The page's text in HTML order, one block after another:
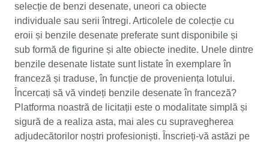
selecție de benzi desenate, uneori ca obiecte
individuale sau serii întregi. Articolele de colecție cu
eroii și benzile desenate preferate sunt disponibile și
sub formă de figurine și alte obiecte inedite. Unele dintre
benzile desenate listate sunt listate în exemplare în
franceză și traduse, în funcție de proveniența lotului.
Încercați să vă vindeți benzile desenate în franceză?
Platforma noastră de licitații este o modalitate simplă și
sigură de a realiza asta, mai ales cu supravegherea
adjudecătorilor noștri profesioniști. Înscrieți-vă astăzi pe